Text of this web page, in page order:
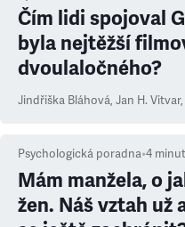
Čím lidi spojoval
byla nejtěžší
dvoulaločného?
Jindřiška Bláhová, Jan H. Vitvar,
Psychologická poradna•4
Mám manžela, o
žen. Náš vztah už